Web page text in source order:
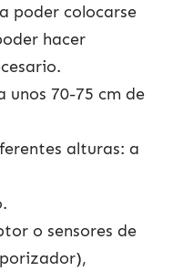
poder colocarse
hacer
70-75 cm de
alturas: a
o sensores de